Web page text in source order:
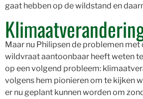
gaat hebben op de wildstand en
Maar nu Philipsen de problemen met
wildvraat aantoonbaar heeft weten
op een volgend probleem:
volgens hem pionieren om te kijken
er nu geplant kunnen worden om